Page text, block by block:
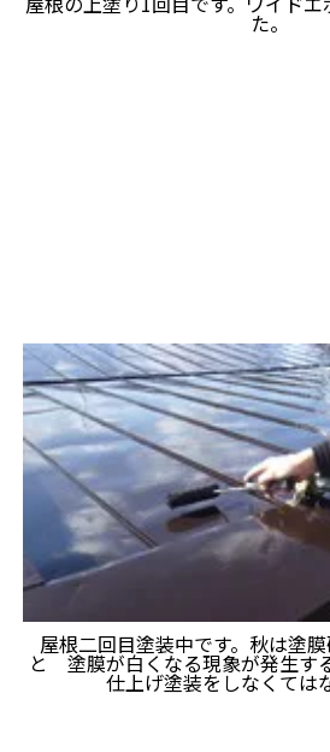
た。
屋根二回目塗装中です。秋は塗
と 塗膜が白くなる現象が発生す
仕上げ塗装をしなくては